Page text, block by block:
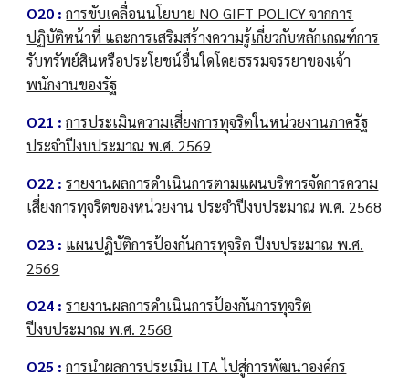
O20 : การขับเคลื่อนนโยบาย NO GIFT POLICY จากการ
ปฏิบัติหน้าที่ และการเสริมสร้างความรู้เกี่ยวกับหลักเกณฑ์การ
รับทรัพย์สินหรือประโยชน์อื่นใดโดยธรรมจรรยาของเจ้า
พนักงานของรัฐ
O21 : การประเมินความเสี่ยงการทุจริตในหน่วยงานภาครัฐ
ประจำปีงบประมาณ พ.ศ. 2569
O22 : รายงานผลการดำเนินการตามแผนบริหารจัดการความ
เสี่ยงการทุจริตของหน่วยงาน ประจำปีงบประมาณ พ.ศ. 2568
O23 : แผนปฏิบัติการป้องกันการทุจริต ปีงบประมาณ พ.ศ.
2569
O24 : รายงานผลการดำเนินการป้องกันการทุจริต
ปีงบประมาณ พ.ศ. 2568
O25 : การนำผลการประเมิน ITA ไปสู่การพัฒนาองค์กร